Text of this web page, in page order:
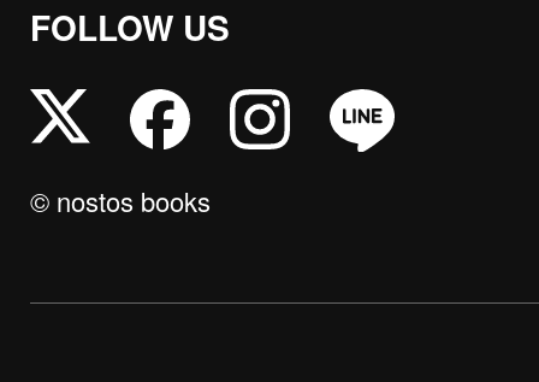
FOLLOW US
© nostos books